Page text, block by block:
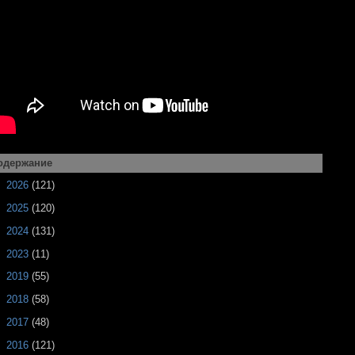
2026(121)
2025(120)
2024(131)
2023(11)
2019(55)
2018(58)
2017(48)
2016(121)